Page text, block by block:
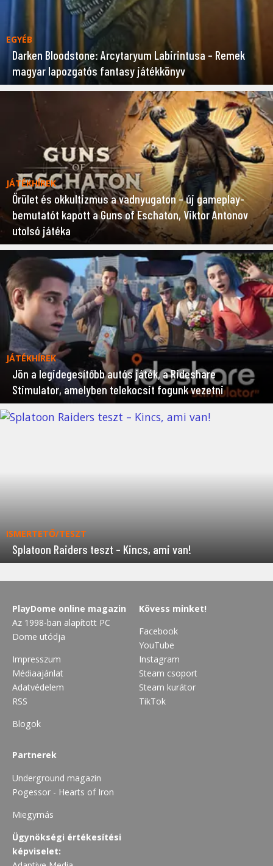
EGYÉB
Darken Bloodstone: Arcytaryum Labirintusa – Remek
magyar lapozgatós fantasy játékkönyv
JÁTÉKHÍREK
Őrület és okkultizmus a vadnyugaton – új gameplay-
bemutatót kapott a Guns of Eschaton, Viktor Antonov
utolsó játéka
JÁTÉKHÍREK
Jön a legidegesítőbb autós játék, a Rideshare
Stimulator, amelyben telekocsit fogunk vezetni
ISMERTETŐ/TESZT
Splatoon Raiders teszt – Kincs, ami van!
PlayDome online magazin
Az 1998-ban alapított PC
Dome utódja
Impresszum
Médiaajánlat
Adatvédelem
RSS
Blogok
Kövess minket!
Facebook
YouTube
Instagram
Steam csoport
Steam kurátor
TikTok
Partnerek
Underground magazin
Pogessor - Hearts of Iron
Miegymás
Ügynökségi értékesítési
képviselet: